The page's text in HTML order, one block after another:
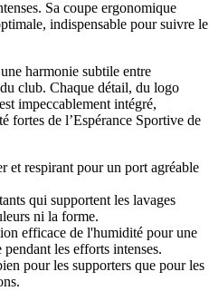
Sa coupe ergonomique
indispensable pour suivre le
harmonie subtile entre
club. Chaque détail, du logo
impeccablement intégré,
fortes de l’Espérance Sportive de
et respirant pour un port agréable
qui supportent les lavages
ni la forme.
efficace de l'humidité pour une
les efforts intenses.
pour les supporters que pour les